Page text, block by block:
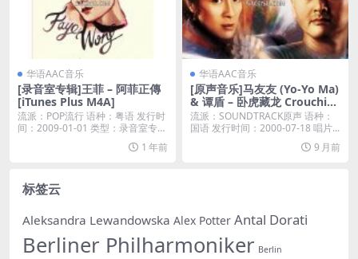
华语AAC音乐
[录音室专辑]王菲 – 阿菲正傳
[iTunes Plus M4A]
流派：POP流行 语种：粤语 发行时
间：2009-01-01 类型：录音室专辑
1 年前
华语AAC音乐
[原声音乐]马友友 (Yo-Yo Ma)
& 谭盾 – 卧虎藏龙 Crouchin
g Tiger, Hidden Dragon – O
riginal Motion Picture Sou
ndtrack (2000) [iTunes Plus
流派：SOUNDTRACK原声 语种：
国语 发行时间：2000-07-18 唱片...
9 月前
标签云
Aleksandra Lewandowska Alex Potter Antal Dorati
Berliner Philharmoniker Berlin